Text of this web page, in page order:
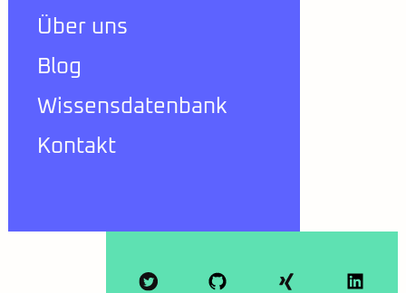
Über uns
Blog
Wissensdatenbank
Kontakt